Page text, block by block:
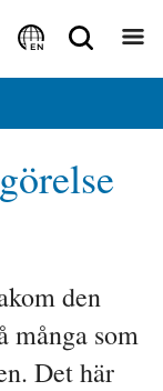
EN
den
många som
Det här